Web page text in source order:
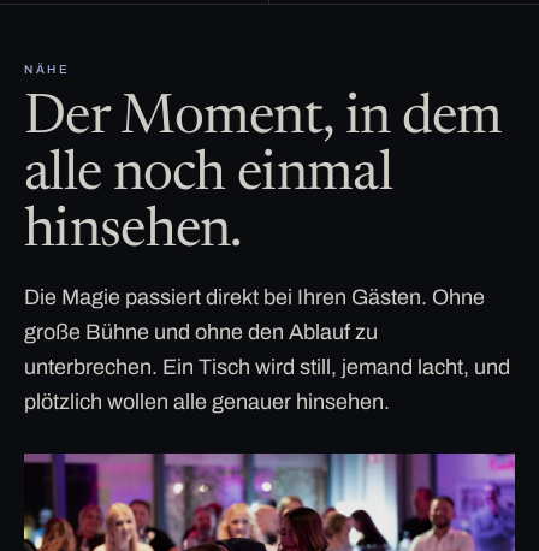
NÄHE
Der Moment, in dem
alle noch einmal
hinsehen.
Die Magie passiert direkt bei Ihren Gästen. Ohne
große Bühne und ohne den Ablauf zu
unterbrechen. Ein Tisch wird still, jemand lacht, und
plötzlich wollen alle genauer hinsehen.